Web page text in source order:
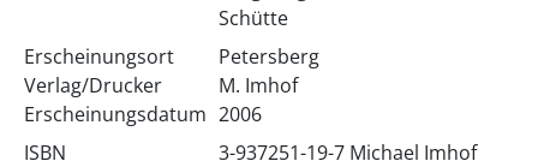
Schütte
Erscheinungsort
Verlag/Drucker
Erscheinungsdatum
Petersberg
M. Imhof
2006
ISBN
3-937251-19-7 Michael Imhof